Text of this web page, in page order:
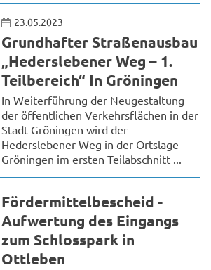
23.05.2023
Grundhafter Straßenausbau
„Hederslebener Weg – 1.
Teilbereich“ In Gröningen
In Weiterführung der Neugestaltung
der öffentlichen Verkehrsflächen in der
Stadt Gröningen wird der
Hederslebener Weg in der Ortslage
Gröningen im ersten Teilabschnitt ...
Fördermittelbescheid -
Aufwertung des Eingangs
zum Schlosspark in
Ottleben